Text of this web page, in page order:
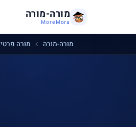
מורה-מורה
MoreMora
מורה-מורה מורה פרטי